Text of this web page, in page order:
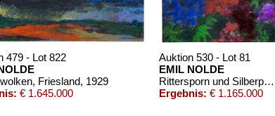
479 - Lot 822
Friesland, 1929
€ 1.645.000
Auktion 530 - Lot 81
EMIL NOLDE
Rittersporn und Silberpappeln
Ergebnis: € 1.165.000